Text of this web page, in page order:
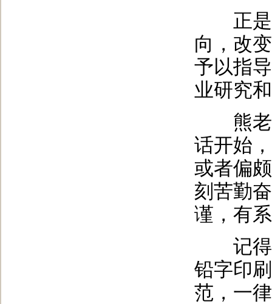
正是
向，改
予以指
业研究
熊老
话开始
或者偏
刻苦勤
谨，有
记得
铅字印
范，一